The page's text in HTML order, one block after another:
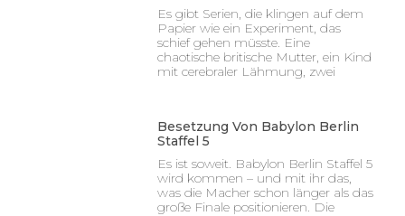
Es gibt Serien, die klingen auf dem
Papier wie ein Experiment, das
schief gehen müsste. Eine
chaotische britische Mutter, ein Kind
mit cerebraler Lähmung, zwei
Besetzung Von Babylon Berlin
Staffel 5
Es ist soweit. Babylon Berlin Staffel 5
wird kommen – und mit ihr das,
was die Macher schon länger als das
große Finale positionieren. Die